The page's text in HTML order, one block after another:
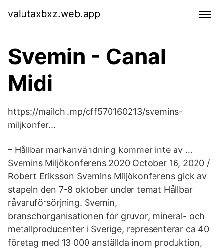
valutaxbxz.web.app
Svemin - Canal
Midi
https://mailchi.mp/cff570160213/svemins-
miljkonfer...
– Hållbar markanvändning kommer inte av …
Svemins Miljökonferens 2020 October 16, 2020 /
Robert Eriksson Svemins Miljökonferens gick av
stapeln den 7-8 oktober under temat Hållbar
råvaruförsörjning. Svemin,
branschorganisationen för gruvor, mineral- och
metallproducenter i Sverige, representerar ca 40
företag med 13 000 anställda inom produktion,